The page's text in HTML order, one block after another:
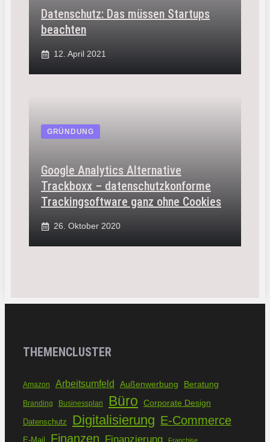
Datenschutz: Das müssen Startups
beachten
12. April 2021
GRÜNDUNG
Google Analytics Alternative
Trackboxx – datenschutzkonforme
Trackingsoftware ganz ohne Cookies
26. Oktober 2020
THEMENCLUSTER
Amazon Arbeitsumfeld Außenwerbung Beratung
Branding Businessplan Büro Corporate Design
Datenschutz Digitalisierung E-Commerce
E-Mail Finanzen Finanzierung Franchise